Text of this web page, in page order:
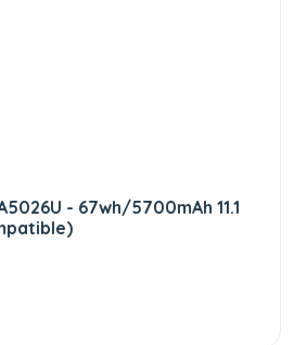
- 67wh/5700mAh 11.1